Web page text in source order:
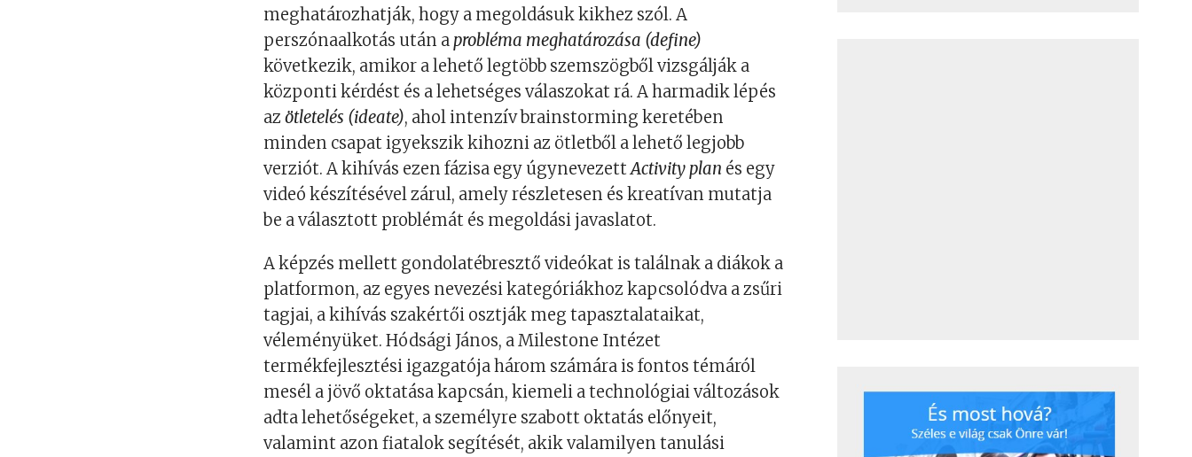
meghatározhatják, hogy a megoldásuk kikhez szól. A
perszónaalkotás után a probléma meghatározása (define)
következik, amikor a lehető legtöbb szemszögből vizsgálják a
központi kérdést és a lehetséges válaszokat rá. A harmadik lépés
azötletelés (ideate), ahol intenzív brainstorming keretében
minden csapat igyekszik kihozni az ötletből a lehető legjobb
verziót. A kihívás ezen fázisa egy úgynevezettActivity plan és egy
videó készítésével zárul, amely részletesen és kreatívan mutatja
be a választott problémát és megoldási javaslatot.
A képzés mellett gondolatébresztő videókat is találnak a diákok a
platformon, az egyes nevezési kategóriákhoz kapcsolódva a zsűri
tagjai, a kihívás szakértői osztják meg tapasztalataikat,
véleményüket. Hódsági János, a Milestone Intézet
termékfejlesztési igazgatója három számára is fontos témáról
mesél a jövő oktatása kapcsán, kiemeli a technológiai változások
adta lehetőségeket, a személyre szabott oktatás előnyeit,
valamint azon fiatalok segítését, akik valamilyen tanulási